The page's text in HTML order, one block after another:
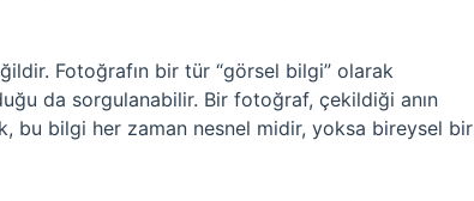
Fotoğrafın bir tür “görsel bilgi” olarak
da sorgulanabilir. Bir fotoğraf, çekildiği anın
bu bilgi her zaman nesnel midir, yoksa bireysel bir